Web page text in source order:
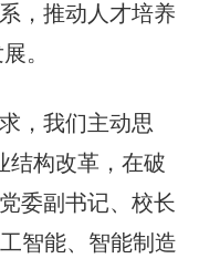
，推动人才培养
。
，我们主动思
结构改革，在破
委副书记、校长
智能、智能制造